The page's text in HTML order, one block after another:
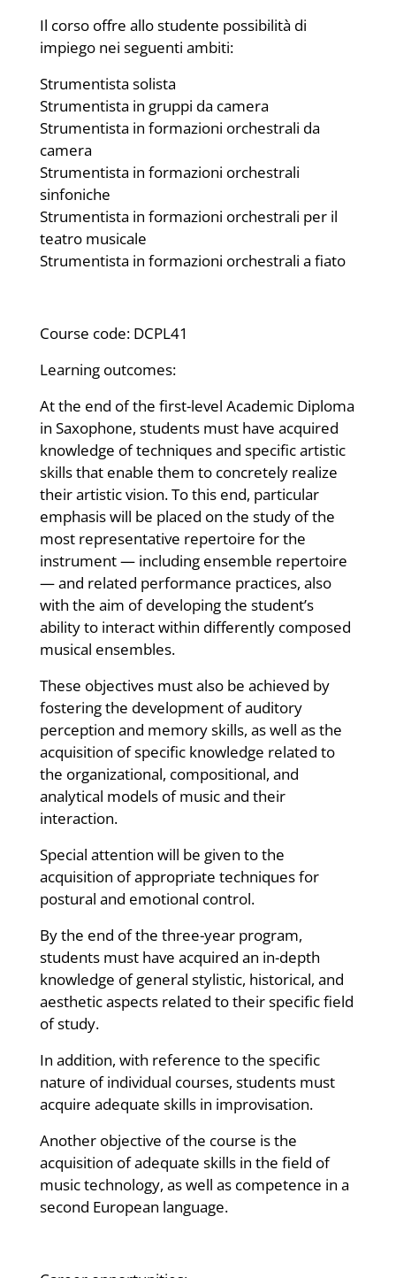
Il corso offre allo studente possibilità di
impiego nei seguenti ambiti:
Strumentista solista
Strumentista in gruppi da camera
Strumentista in formazioni orchestrali da
camera
Strumentista in formazioni orchestrali
sinfoniche
Strumentista in formazioni orchestrali per il
teatro musicale
Strumentista in formazioni orchestrali a fiato
Course code: DCPL41
Learning outcomes:
At the end of the first-level Academic Diploma
in Saxophone, students must have acquired
knowledge of techniques and specific artistic
skills that enable them to concretely realize
their artistic vision. To this end, particular
emphasis will be placed on the study of the
most representative repertoire for the
instrument — including ensemble repertoire
— and related performance practices, also
with the aim of developing the student’s
ability to interact within differently composed
musical ensembles.
These objectives must also be achieved by
fostering the development of auditory
perception and memory skills, as well as the
acquisition of specific knowledge related to
the organizational, compositional, and
analytical models of music and their
interaction.
Special attention will be given to the
acquisition of appropriate techniques for
postural and emotional control.
By the end of the three-year program,
students must have acquired an in-depth
knowledge of general stylistic, historical, and
aesthetic aspects related to their specific field
of study.
In addition, with reference to the specific
nature of individual courses, students must
acquire adequate skills in improvisation.
Another objective of the course is the
acquisition of adequate skills in the field of
music technology, as well as competence in a
second European language.